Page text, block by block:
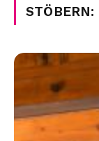
STÖBERN: